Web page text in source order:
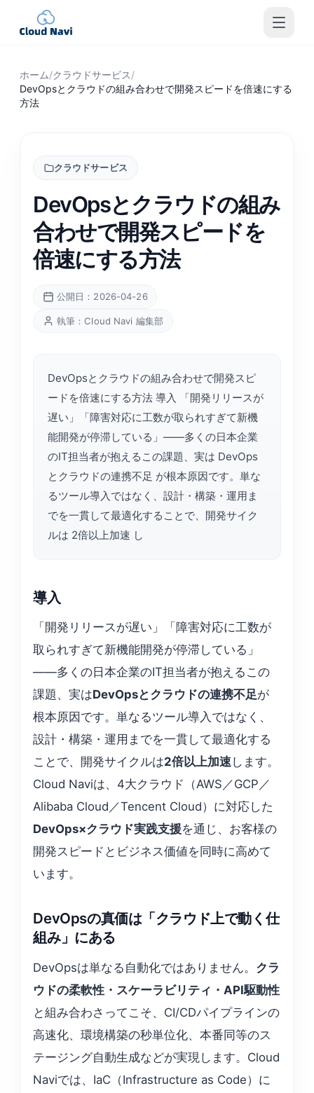
ホーム/クラウドサービス/
DevOpsとクラウドの組み合わせで開発スピードを倍速にする
方法
クラウドサービス
DevOpsとクラウドの組み
合わせで開発スピードを
倍速にする方法
公開日：2026-04-26
執筆：Cloud Navi 編集部
DevOpsとクラウドの組み合わせで開発スピ
ードを倍速にする方法 導入 「開発リリースが
遅い」「障害対応に工数が取られすぎて新機
能開発が停滞している」——多くの日本企業
のIT担当者が抱えるこの課題、実は DevOps
とクラウドの連携不足 が根本原因です。単な
るツール導入ではなく、設計・構築・運用ま
でを一貫して最適化することで、開発サイク
ルは 2倍以上加速 し
導入
「開発リリースが遅い」「障害対応に工数が
取られすぎて新機能開発が停滞している」
——多くの日本企業のIT担当者が抱えるこの
課題、実はDevOpsとクラウドの連携不足が
根本原因です。単なるツール導入ではなく、
設計・構築・運用までを一貫して最適化する
ことで、開発サイクルは2倍以上加速します。
Cloud Naviは、4大クラウド（AWS／GCP／
Alibaba Cloud／Tencent Cloud）に対応した
DevOps×クラウド実践支援を通じ、お客様の
開発スピードとビジネス価値を同時に高めて
います。
DevOpsの真価は「クラウド上で動く仕
組み」にある
DevOpsは単なる自動化ではありません。 クラ
ウドの柔軟性・スケーラビリティ・API駆動性
と組み合わさってこそ、CI/CDパイプラインの
高速化、環境構築の秒単位化、本番同等のス
テージング自動生成などが実現します。Cloud
Naviでは、IaC（Infrastructure as Code）に